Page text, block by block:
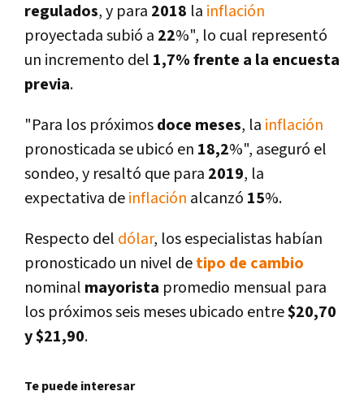
regulados, y para 2018 la inflación
proyectada subió a 22%", lo cual representó
un incremento del 1,7% frente a la encuesta
previa.
"Para los próximosdoce meses, la inflación
pronosticada se ubicó en 18,2%", aseguró el
sondeo, y resaltó que para 2019, la
expectativa deinflación alcanzó 15%.
Respecto del dólar, los especialistas habí­an
pronosticado un nivel detipo de cambio
nominal mayorista promedio mensual para
los próximos seis meses ubicado entre$20,70
y $21,90.
Te puede interesar